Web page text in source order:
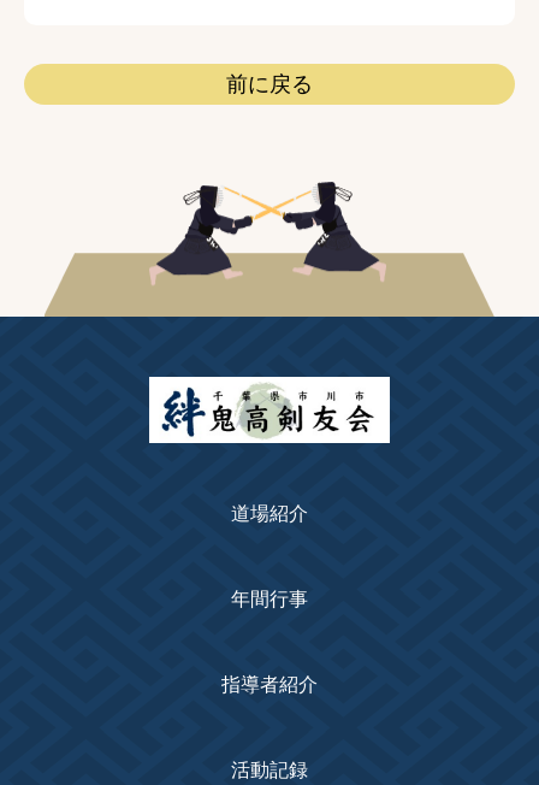
前に戻る
道場紹介
年間行事
指導者紹介
活動記録